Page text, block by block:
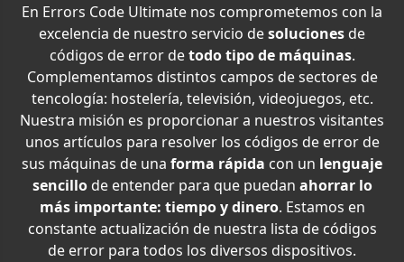
En Errors Code Ultimate nos comprometemos con la
excelencia de nuestro servicio desoluciones de
códigos de error detodo tipo de máquinas.
Complementamos distintos campos de sectores de
tencología: hostelería, televisión, videojuegos, etc.
Nuestra misión es proporcionar a nuestros visitantes
unos artículos para resolver los códigos de error de
sus máquinas de una forma rápida con un lenguaje
sencillode entender para que puedan ahorrar lo
más importante: tiempo y dinero. Estamos en
constante actualización de nuestra lista de códigos
de error para todos los diversos dispositivos.